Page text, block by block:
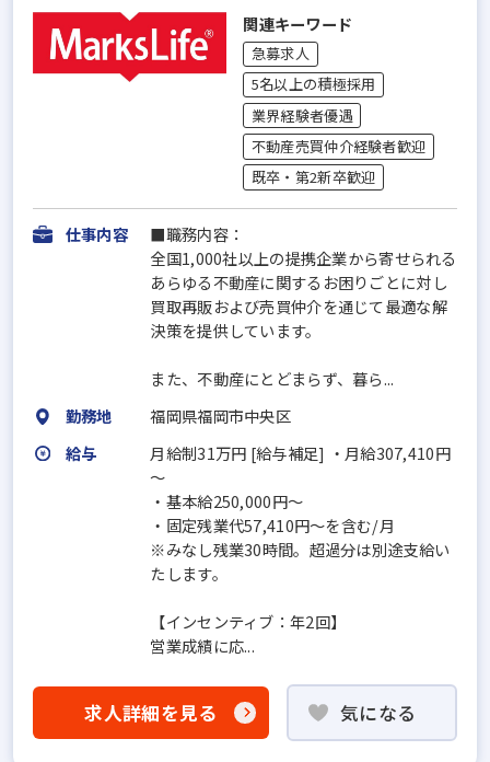
関連キーワード
急募求人
5名以上の積極採用
業界経験者優遇
不動産売買仲介経験者歓迎
既卒・第2新卒歓迎
仕事内容
■職務内容：
全国1,000社以上の提携企業から寄せられる
あらゆる不動産に関するお困りごとに対し
買取再販および売買仲介を通じて最適な解
決策を提供しています。
また、不動産にとどまらず、暮ら...
勤務地
福岡県福岡市中央区
給与
月給制31万円 [給与補足] ・月給307,410円
～
・基本給250,000円～
・固定残業代57,410円～を含む/月
※みなし残業30時間。超過分は別途支給い
たします。
【インセンティブ：年2回】
営業成績に応...
求人詳細を見る 気になる